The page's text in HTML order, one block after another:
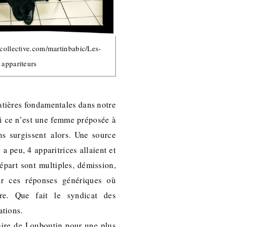
martinbabic/Les-
appariteurs
fondamentales dans notre
n’est une femme préposée à
surgissent alors. Une source
peu, 4 apparitrices allaient et
sont multiples, démission,
réponses génériques où
Que fait le syndicat des